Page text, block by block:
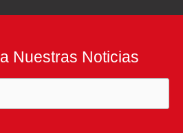
Nuestras Noticias